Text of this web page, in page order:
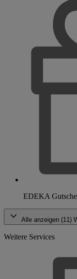
EDEKA
Alle anzeigen (11)
Weitere Services